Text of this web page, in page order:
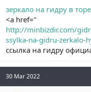
зеркало на гидру в торе
<a href="
http://minbizdir.com/
ssylka-na-gidru-zerkalo-
ссылка на гидру
30 Mar 2022